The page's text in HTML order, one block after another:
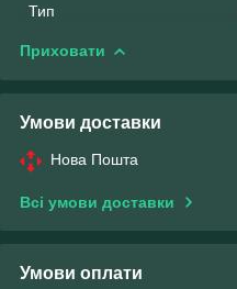
Тип
Приховати
Умови доставки
Нова Пошта
Всі умови доставки
Умови оплати